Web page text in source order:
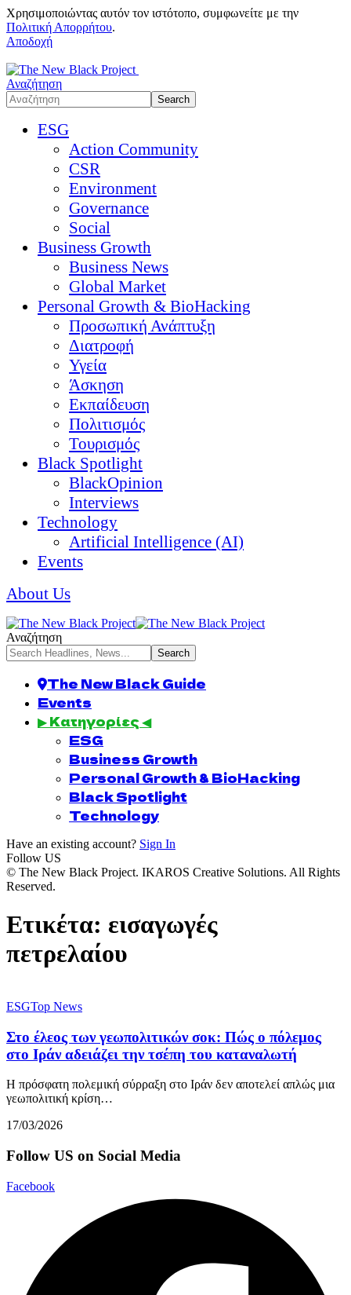
Χρησιμοποιώντας αυτόν τον ιστότοπο, συμφωνείτε με την
Πολιτική Απορρήτου.
Αποδοχή
Αναζήτηση
ESG
Action Community
CSR
Environment
Governance
Social
Business Growth
Business News
Global Market
Personal Growth & BioHacking
Προσωπική Ανάπτυξη
Διατροφή
Υγεία
Άσκηση
Εκπαίδευση
Πολιτισμός
Τουρισμός
Black Spotlight
BlackOpinion
Interviews
Technology
Artificial Intelligence (AI)
Events
About Us
Αναζήτηση
The New Black Guide
Events
▶ Κατηγορίες ◀
ESG
Business Growth
Personal Growth & BioHacking
Black Spotlight
Technology
Have an existing account? Sign In
Follow US
© The New Black Project. IKAROS Creative Solutions. All Rights
Reserved.
Ετικέτα: εισαγωγές
πετρελαίου
ESGTop News
Στο έλεος των γεωπολιτικών σοκ: Πώς ο πόλεμος
στο Ιράν αδειάζει την τσέπη του καταναλωτή
Η πρόσφατη πολεμική σύρραξη στο Ιράν δεν αποτελεί απλώς μια
γεωπολιτική κρίση…
17/03/2026
Follow US on Social Media
Facebook